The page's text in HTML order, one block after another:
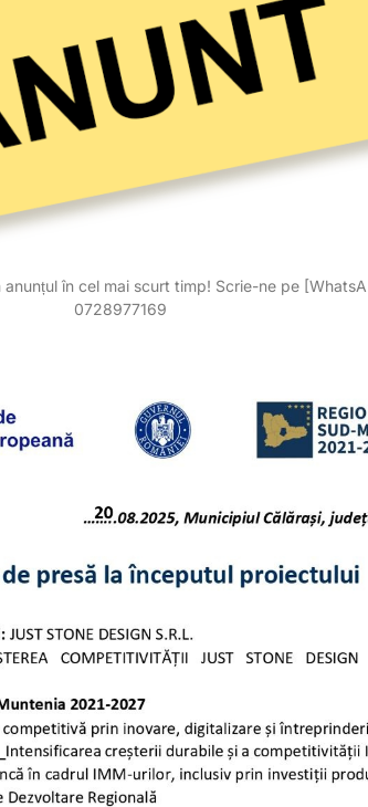
în cel mai scurt timp! Scrie-ne pe
0728977169